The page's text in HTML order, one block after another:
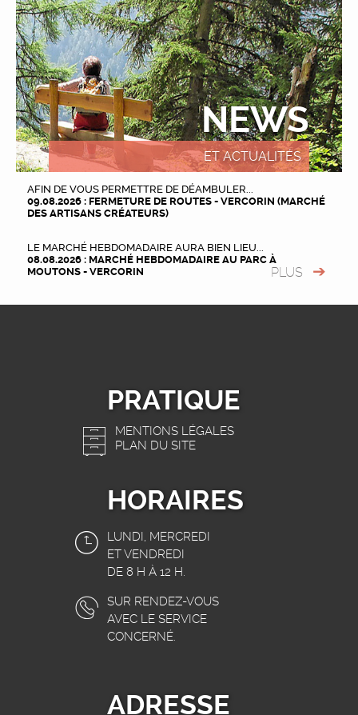
NEWS
ET ACTUALITÉS
AFIN DE VOUS PERMETTRE DE DÉAMBULER...
09.08.2026 : FERMETURE DE ROUTES - VERCORIN (MARCHÉ
DES ARTISANS CRÉATEURS)
LE MARCHÉ HEBDOMADAIRE AURA BIEN LIEU...
08.08.2026 : MARCHÉ HEBDOMADAIRE AU PARC À
MOUTONS - VERCORIN
PLUS
PRATIQUE
MENTIONS LÉGALES
PLAN DU SITE
HORAIRES
LUNDI, MERCREDI
ET VENDREDI
DE 8 H À 12 H.
SUR RENDEZ-VOUS
AVEC LE SERVICE
CONCERNÉ.
ADRESSE